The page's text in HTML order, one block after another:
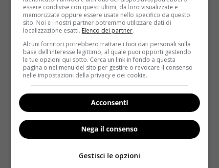
Read More
Benessere
Cicli naturali del corpo: vivere in armonia
essere condivise con questi ultimi, da loro visualizzate e
memorizzate oppure essere usate nello specifico da questo
sito. Noi e i nostri partner potremmo utilizzare dati di
localizzazione esatti. Elenco dei partner.
Alcuni fornitori potrebbero trattare i tuoi dati personali sulla
base dell'interesse legittimo, al quale puoi opporti gestendo
le tue opzioni qui sotto. Cerca un link in fondo a questa
pagina o nel menu del sito per gestire o revocare il consenso
nelle impostazioni della privacy e dei cookie.
Acconsenti
Nega il consenso
Gestisci le opzioni